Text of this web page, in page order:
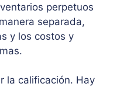
perpetuos
separada,
y los costos y
la calificación. Hay